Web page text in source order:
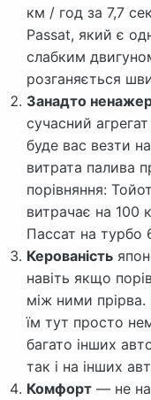
км / год за 7,7
Passat, який є
слабким
розганяється
Занадто
сучасний
буде вас везти
витрата палива
порівняння:
витрачає на 100
Пассат на турбо
Керованість
навіть якщо
між ними прірва.
їм тут просто
багато інших
так і на інших
Комфорт — не